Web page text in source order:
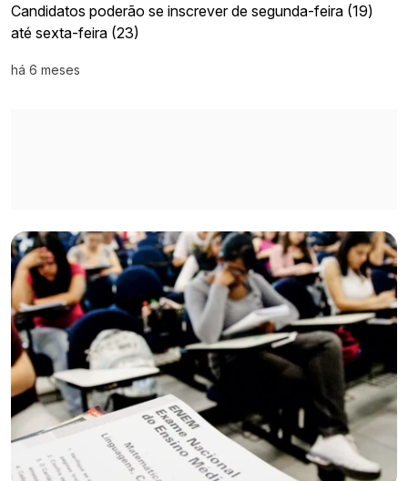
Candidatos poderão se inscrever de segunda-feira (19)
até sexta-feira (23)
há 6 meses